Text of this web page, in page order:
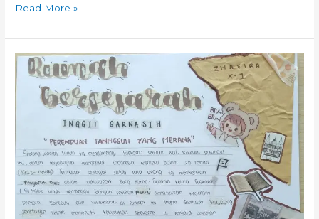
Read More »
FunFact:
Perempuan
Tangguh
Garnasih